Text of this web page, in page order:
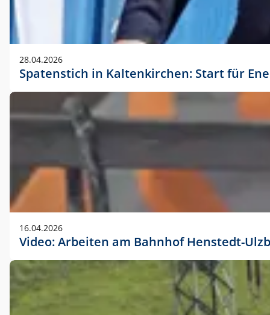
28.04.2026
Spatenstich in Kaltenkirchen: Start für
16.04.2026
Video: Arbeiten am Bahnhof Henstedt-